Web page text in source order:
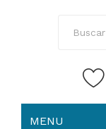
MENU